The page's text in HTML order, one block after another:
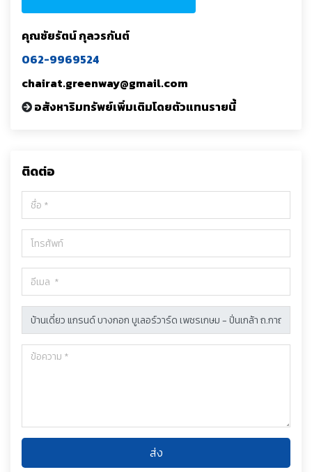
คุณชัยรัตน์ กุลวรกันต์
062-9969524
chairat.greenway@gmail.com
อสังหาริมทรัพย์เพิ่มเติมโดยตัวแทนรายนี้
ติดต่อ
ส่ง